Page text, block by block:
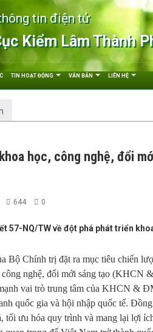
tin điện tử
Kiểm Lâm Thành
TIN HOẠT ĐỘNG VĂN BẢN LIÊN HỆ
học, công nghệ, đổi
644 0
57-NQ/TW về đột phá phát triển
Bộ Chính trị đặt ra mục tiêu chiến
nghệ, đổi mới sáng tạo (KHCN
vai trò trung tâm của KHCN &
quốc gia và hội nhập quốc tế.
tối ưu hóa quy trình và mang lại lợi